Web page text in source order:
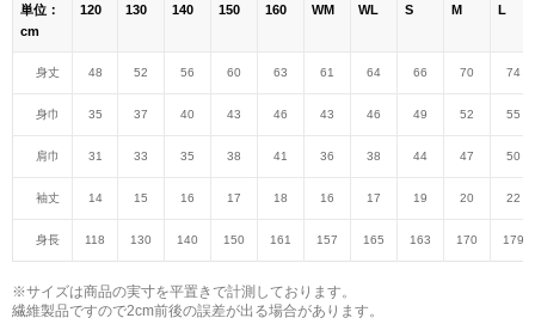
単位：
cm
120 130 140 150 160 WM WL S M L
身丈 48 52 56 60 63 61 64 66 70 74
身巾 35 37 40 43 46 43 46 49 52 55
肩巾 31 33 35 38 41 36 38 44 47 50
袖丈 14 15 16 17 18 16 17 19 20 22
身長 118 130 140 150 161 157 165 163 170 179
※サイズは商品の実寸を平置きで計測しております。
繊維製品ですので2cm前後の誤差が出る場合があります。